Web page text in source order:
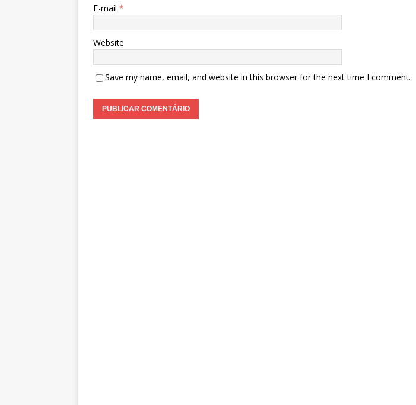
E-mail *
Website
Save my name, email, and website in this browser for the next time I comment.